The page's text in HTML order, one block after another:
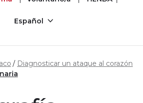
Español
Diagnosticar un ataque al corazón